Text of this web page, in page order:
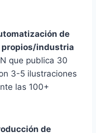
de
propios/industria
que publica 30
3-5 ilustraciones
las 100+
de